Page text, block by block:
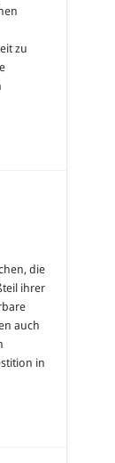
zu
die
ihrer
auch
in